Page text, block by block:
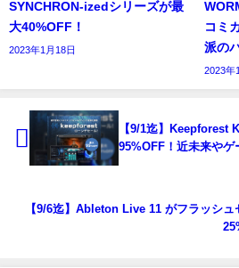
SYNCHRON-izedシリーズが最
大40%OFF！
2023年1月18日
コミ
派の
2023年
【9/1迄】Keepforest
95%OFF！近未来やゲ
【9/6迄】Ableton Live 11 がフラッシュ